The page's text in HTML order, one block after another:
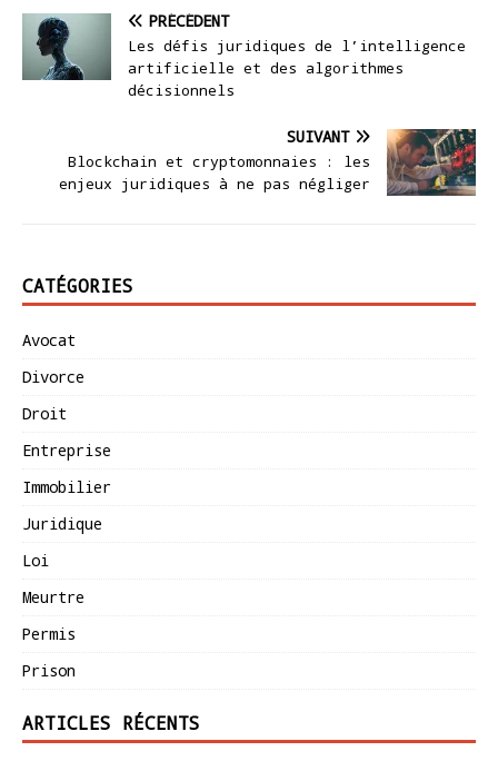
PRÉCÉDENT
Les défis juridiques de l’intelligence
artificielle et des algorithmes
décisionnels
SUIVANT
Blockchain et cryptomonnaies : les
enjeux juridiques à ne pas négliger
CATÉGORIES
Avocat
Divorce
Droit
Entreprise
Immobilier
Juridique
Loi
Meurtre
Permis
Prison
ARTICLES RÉCENTS